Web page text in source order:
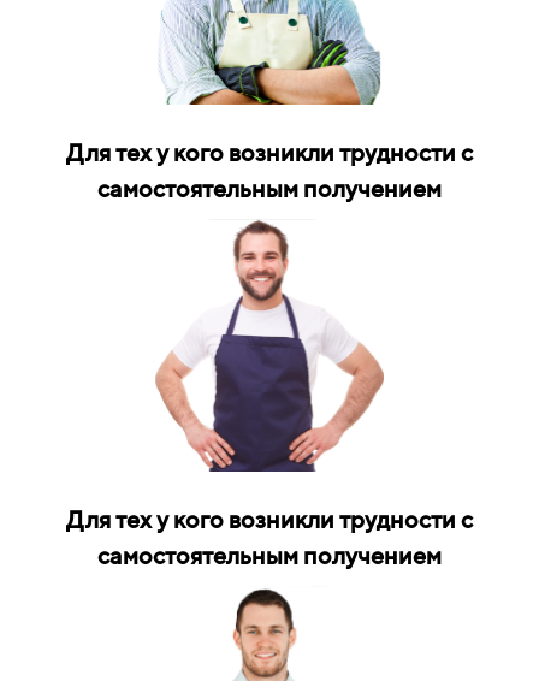
Для тех у кого возникли трудности с
самостоятельным получением
Для тех у кого возникли трудности с
самостоятельным получением